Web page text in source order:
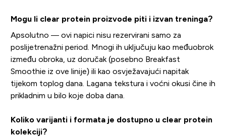
Mogu li clear protein proizvode piti i izvan treninga?
Apsolutno — ovi napici nisu rezervirani samo za
poslijetrenažni period. Mnogi ih uključuju kao međuobrok
između obroka, uz doručak (posebno Breakfast
Smoothie iz ove linije) ili kao osvježavajući napitak
tijekom toplog dana. Lagana tekstura i voćni okusi čine ih
prikladnim u bilo koje doba dana.
Koliko varijanti i formata je dostupno u clear protein
kolekciji?